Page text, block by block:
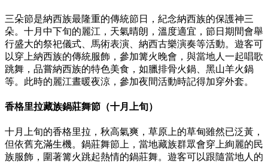
三朵節是納西族最隆重的傳統節日，紀念納西族的保護神三
朵。十月中下旬的麗江，天氣晴朗，溫度適宜，節日期間會舉
行盛大的祭祀儀式、馬術表演、納西古樂演奏等活動。遊客可
以穿上納西族的傳統服飾，參加篝火晚會，與當地人一起唱歌
跳舞，品嘗納西族的特色美食，如臘排骨火鍋、黑山羊火鍋
等。此時的麗江晝暖夜涼，參加夜間活動時記得加穿外套。
香格里拉藏族鍋莊舞節（十月上旬）
十月上旬的香格里拉，秋高氣爽，草原上的草甸雖然已泛黃，
但依舊充滿生機。鍋莊舞節上，當地藏族群眾會穿上絢麗的民
族服飾，圍著篝火跳起熱情的鍋莊舞。遊客可以跟隨當地人的